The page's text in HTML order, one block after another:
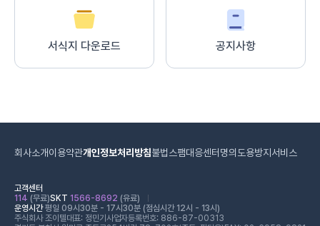
서식지 다운로드 공지사항
회사소개이용약관개인정보처리방침불법스팸대응센터 명의도용방지서비스
고객센터
114 (무료)SKT 1566-8692 (유료)
운영시간평일 09시30분 - 17시30분 (점심시간 12시 - 13시)
주식회사 조이텔대표: 정민기 사업자등록번호: 886-87-00313